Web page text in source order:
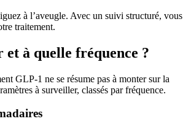
à l’aveugle. Avec un suivi structuré, vous
traitement.
et à quelle fréquence ?
GLP-1 ne se résume pas à monter sur la
à surveiller, classés par fréquence.